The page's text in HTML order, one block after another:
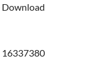
Download
16337380